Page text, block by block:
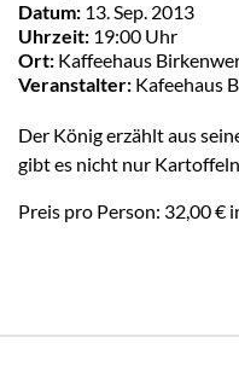
Datum: 13. Sep. 2013
Uhrzeit: 19:00 Uhr
Ort: Kaffeehaus
Veranstalter: Kafeehaus
Der König erzählt aus
gibt es nicht nur Kartoffeln.
Preis pro Person: 32,00